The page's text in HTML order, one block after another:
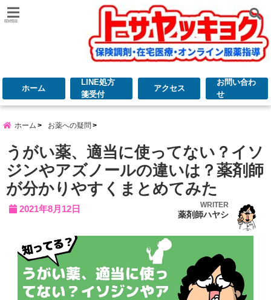
menu
ホーム
LINE処方
箋受付
アクセス
お問い合わ
せ
ホーム お薬への疑問
うがい薬、適当に使ってない？イソ
ジンやアズノールの違いは？薬剤師
が分かりやすくまとめてみた
2021年8月12日 WRITER
薬剤師ハヤシ